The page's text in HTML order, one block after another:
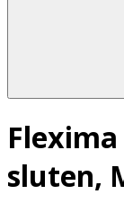
sluten,